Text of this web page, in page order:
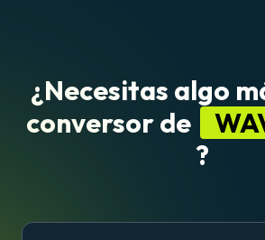
¿Necesitas algo
conversor de
?